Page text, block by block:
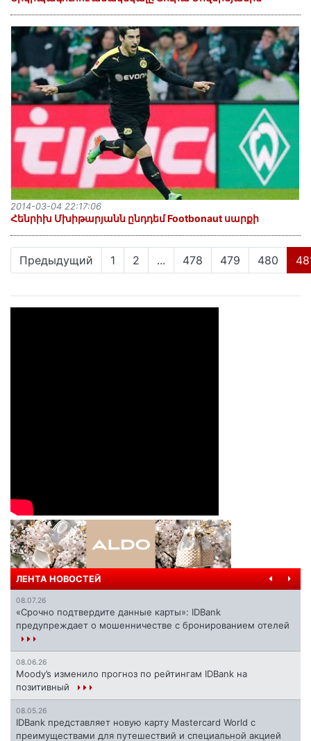
Հենրիխ Մխիթարյանն ընդդեմ Footbonaut սարքի
2014-03-04 22:17:06
Предыдущий 1 2 ... 478 479 480
ЛЕНТА НОВОСТЕЙ
08.07.26
«Срочно подтвердите данные карты»: IDBank
предупреждает о мошенничестве с бронированием отелей
08.06.26
Moody’s изменило прогноз по рейтингам IDBank на
позитивный
08.05.26
IDBank представляет новую карту Mastercard World с
преимуществами для путешествий и специальной акцией